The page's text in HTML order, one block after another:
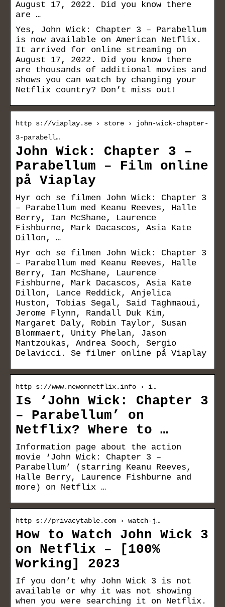
August 17, 2022. Did you know there
are …
Yes, John Wick: Chapter 3 – Parabellum
is now available on American Netflix.
It arrived for online streaming on
August 17, 2022. Did you know there
are thousands of additional movies and
shows you can watch by changing your
Netflix country? Don’t miss out!
http s://viaplay.se › store › john-wick-chapter-
3-parabell…
John Wick: Chapter 3 –
Parabellum – Film online
på Viaplay
Hyr och se filmen John Wick: Chapter 3
– Parabellum med Keanu Reeves, Halle
Berry, Ian McShane, Laurence
Fishburne, Mark Dacascos, Asia Kate
Dillon, …
Hyr och se filmen John Wick: Chapter 3
– Parabellum med Keanu Reeves, Halle
Berry, Ian McShane, Laurence
Fishburne, Mark Dacascos, Asia Kate
Dillon, Lance Reddick, Anjelica
Huston, Tobias Segal, Said Taghmaoui,
Jerome Flynn, Randall Duk Kim,
Margaret Daly, Robin Taylor, Susan
Blommaert, Unity Phelan, Jason
Mantzoukas, Andrea Sooch, Sergio
Delavicci. Se filmer online på Viaplay
http s://www.newonnetflix.info › i…
Is ‘John Wick: Chapter 3
– Parabellum’ on
Netflix? Where to …
Information page about the action
movie ‘John Wick: Chapter 3 –
Parabellum’ (starring Keanu Reeves,
Halle Berry, Laurence Fishburne and
more) on Netflix …
http s://privacytable.com › watch-j…
How to Watch John Wick 3
on Netflix – [100%
Working] 2023
If you don’t why John Wick 3 is not
available or why it was not showing
when you were searching it on Netflix.